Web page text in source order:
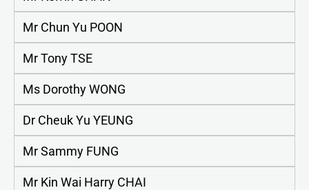
Mr Chun Yu POON
Mr Tony TSE
Ms Dorothy WONG
Dr Cheuk Yu YEUNG
Mr Sammy FUNG
Mr Kin Wai Harry CHAI